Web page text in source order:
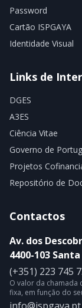
Password
Cartão ISPGAYA
Identidade Visual
Links de
DGES
A3ES
Ciência Vitae
Governo de
Projetos
Repositório de
Contactos
Av. dos
4400-103
(+351) 223 745
O valor da chamada
fixa, em função do